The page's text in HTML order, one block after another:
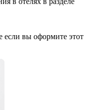
если вы оформите этот